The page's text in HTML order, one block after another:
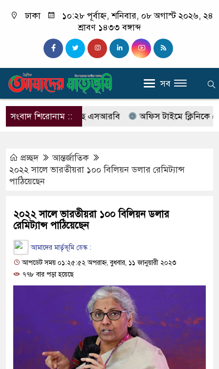
ঢাকা
১০:২৮ পূর্বাহ্ন, শনিবার, ০৮ অগাস্ট ২০২৬, ২৪
শ্রাবণ ১৪৩৩ বঙ্গাব্দ
সব
সংবাদ শিরোনাম ::
নাম বদলে আসছে এসআরবি অফিস টাইমে ক্লিনিকে রোগী
প্রচ্ছদ
আন্তর্জাতিক
২০২২ সালে ভারতীয়রা ১০০ বিলিয়ন ডলার রেমিট্যান্স
পাঠিয়েছেন
২০২২ সালে ভারতীয়রা ১০০ বিলিয়ন ডলার
রেমিট্যান্স পাঠিয়েছেন
আমাদের মার্তৃভূমি ডেস্ক :
আপডেট সময় ০১:২৫:৫২ অপরাহ্ন, বুধবার, ১১ জানুয়ারী ২০২৩
৭৭৮ বার পড়া হয়েছে